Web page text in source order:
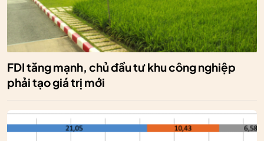
FDI tăng mạnh, chủ đầu tư khu công nghiệp
phải tạo giá trị mới